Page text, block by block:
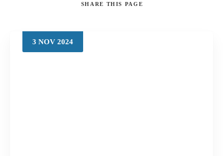
SHARE THIS PAGE
3 NOV 2024